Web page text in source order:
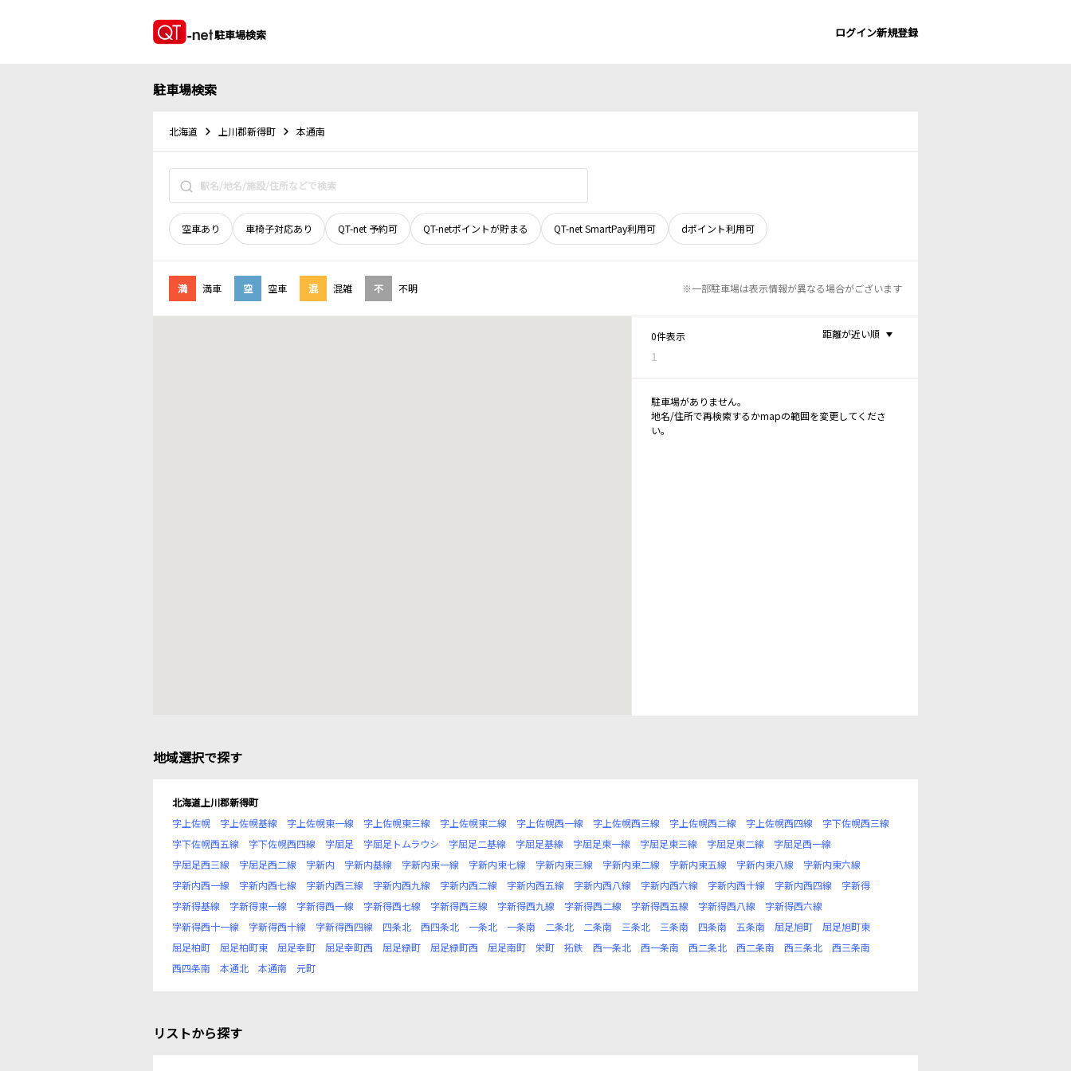
駐車場検索 ログイン新規登録
駐車場検索
北海道 上川郡新得町 本通南
空車あり 車椅子対応あり QT-net 予約可 QT-netポイントが貯まる QT-net SmartPay利用可 dポイント利用可
満 満車 空 空車 混 混雑 不 不明 ※一部駐車場は表示情報が異なる場合がございます
0件表示
1
距離が近い順
駐車場がありません。
地名/住所で再検索するかmapの範囲を変更してくださ
い。
地域選択で探す
北海道上川郡新得町
字上佐幌
字上佐幌基線 字上佐幌東一線 字上佐幌東三線 字上佐幌東二線 字上佐幌西一線 字上佐幌西三線 字上佐幌西二線 字上佐幌西四線
字下佐幌西三線
字下佐幌西五線
字下佐幌西四線 字屈足 字屈足トムラウシ 字屈足二基線 字屈足基線 字屈足東一線 字屈足東三線 字屈足東二線
字屈足西一線
字屈足西三線
字屈足西二線 字新内 字新内基線 字新内東一線 字新内東七線 字新内東三線 字新内東二線 字新内東五線 字新内東八線
字新内東六線
字新内西一線
字新内西七線 字新内西三線 字新内西九線 字新内西二線 字新内西五線 字新内西八線 字新内西六線 字新内西十線 字新内西四線
字新得
字新得基線
字新得東一線 字新得西一線 字新得西七線 字新得西三線 字新得西九線 字新得西二線 字新得西五線 字新得西八線
字新得西六線
字新得西十一線
字新得西十線 字新得西四線 四条北 西四条北 一条北 一条南 二条北 二条南 三条北 三条南 四条南 五条南 屈足旭町
屈足旭町東
屈足柏町
屈足柏町東 屈足幸町 屈足幸町西 屈足緑町 屈足緑町西 屈足南町 栄町 拓鉄 西一条北 西一条南 西二条北 西二条南 西三条北
西三条南
西四条南
本通北 本通南 元町
リストから探す